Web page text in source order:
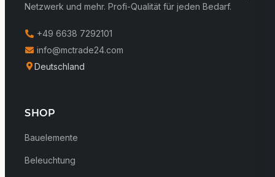
Netzwerk und mehr. Profi-Qualität für jeden Bedarf.
+49 6638 7292101
info@mctrade24.com
Deutschland
SHOP
Bauelemente
Beleuchtung